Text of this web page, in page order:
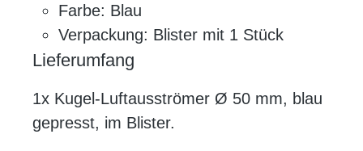
Farbe: Blau
Verpackung: Blister mit 1 Stück
Lieferumfang
1x Kugel-Luftausströmer Ø 50 mm, blau
gepresst, im Blister.